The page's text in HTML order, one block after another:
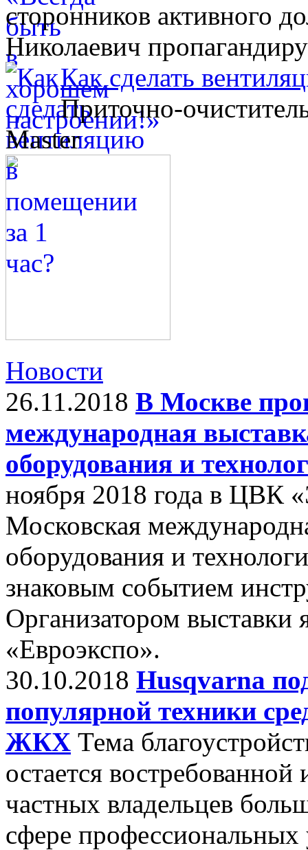
сторонников активного
Николаевич
Как сделать
Приточно-
Master
Новости
26.11.2018 В Москве
международная
оборудования и
ноября 2018 года в ЦВК
Московская
оборудования и
знаковым событием
Организатором выставки
«Евроэкспо».
30.10.2018 Husqvarna
популярной техники
ЖКХ Тема
остается востребованной
частных владельцев
сфере